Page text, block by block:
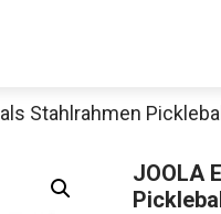
Stahlrahmen
JOOLA